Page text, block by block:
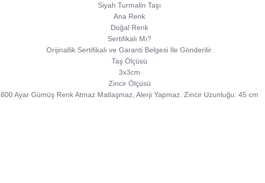
Siyah Turmalin Taşı
Ana Renk
Doğal Renk
Sertifikalı Mı?
Orijinallik Sertifikalı ve Garanti Belgesi İle Gönderilir.
Taş Ölçüsü
3x3cm
Zincir Ölçüsü
800 Ayar Gümüş Renk Atmaz Matlaşmaz, Alerji Yapmaz. Zincir Uzunluğu: 45 cm